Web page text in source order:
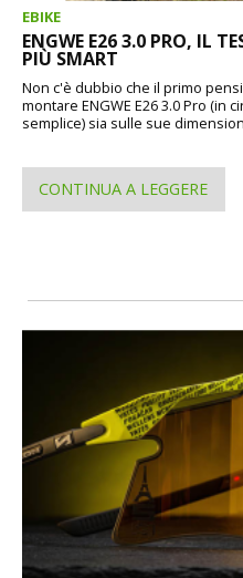
EBIKE
ENGWE E26 3.0 PRO, IL
PIÙ SMART
Non c'è dubbio che il primo
montare ENGWE E26 3.0 Pro (in
semplice) sia sulle sue
CONTINUA A LEGGERE